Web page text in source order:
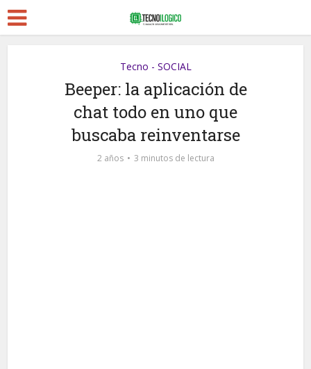
Tecno - SOCIAL
Beeper: la aplicación de
chat todo en uno que
buscaba reinventarse
2 años 3 minutos de lectura